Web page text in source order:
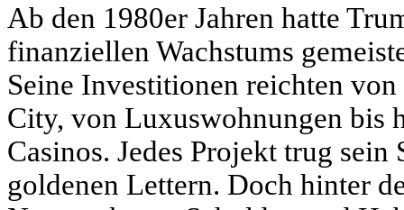
Ab den 1980er Jahren hatte
finanziellen Wachstums
Seine Investitionen reichten
City, von Luxuswohnungen bis
Casinos. Jedes Projekt trug
goldenen Lettern. Doch hinter